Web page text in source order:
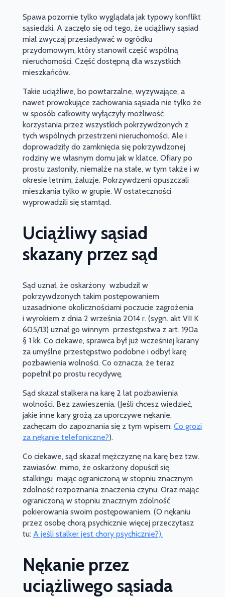
Spawa pozornie tylko wyglądała jak typowy konflikt
sąsiedzki. A zaczęło się od tego, że uciążliwy sąsiad
miał zwyczaj przesiadywać w ogródku
przydomowym, który stanowił część wspólną
nieruchomości. Część dostępną dla wszystkich
mieszkańców.
Takie uciążliwe, bo powtarzalne, wyzywające, a
nawet prowokujące zachowania sąsiada nie tylko że
w sposób całkowity wyłączyły możliwość
korzystania przez wszystkich pokrzywdzonych z
tych wspólnych przestrzeni nieruchomości. Ale i
doprowadziły do zamknięcia się pokrzywdzonej
rodziny we własnym domu jak w klatce. Ofiary po
prostu zasłoniły, niemalże na stałe, w tym także i w
okresie letnim, żaluzje. Pokrzywdzeni opuszczali
mieszkania tylko w grupie. W ostateczności
wyprowadzili się stamtąd.
Uciążliwy sąsiad
skazany przez sąd
Sąd uznał, że oskarżony wzbudził w
pokrzywdzonych takim postępowaniem
uzasadnione okolicznościami poczucie zagrożenia
i wyrokiem z dnia 2 września 2014 r. (sygn. akt VII K
605/13) uznał go winnym przestępstwa z art. 190a
§ 1 kk. Co ciekawe, sprawca był już wcześniej karany
za umyślne przestępstwo podobne i odbył karę
pozbawienia wolności. Co oznacza, że teraz
popełnił po prostu recydywę.
Sąd skazał stalkera na karę 2 lat pozbawienia
wolności. Bez zawieszenia. (Jeśli chcesz wiedzieć,
jakie inne kary grożą za uporczywe nękanie,
zachęcam do zapoznania się z tym wpisem: Co grozi
za nękanie telefoniczne?).
Co ciekawe, sąd skazał mężczyznę na karę bez tzw.
zawiasów, mimo, że oskarżony dopuścił się
stalkingu mając ograniczoną w stopniu znacznym
zdolność rozpoznania znaczenia czynu. Oraz mając
ograniczoną w stopniu znacznym zdolność
pokierowania swoim postępowaniem. (O nękaniu
przez osobę chorą psychicznie więcej przeczytasz
tu: A jeśli stalker jest chory psychicznie?).
Nękanie przez
uciążliwego sąsiada